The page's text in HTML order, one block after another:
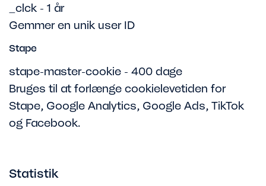
_clck - 1 år
Gemmer en unik user ID
Stape
stape-master-cookie - 400 dage
Bruges til at forlænge cookielevetiden for
Stape, Google Analytics, Google Ads, TikTok
og Facebook.
Statistik